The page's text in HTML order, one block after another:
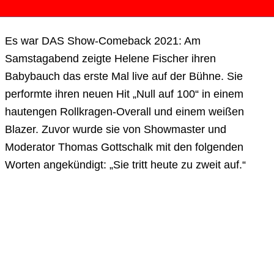
Es war DAS Show-Comeback 2021: Am
Samstagabend zeigte Helene Fischer ihren
Babybauch das erste Mal live auf der Bühne. Sie
performte ihren neuen Hit „Null auf 100“ in einem
hautengen Rollkragen-Overall und einem weißen
Blazer. Zuvor wurde sie von Showmaster und
Moderator Thomas Gottschalk mit den folgenden
Worten angekündigt: „Sie tritt heute zu zweit auf.“